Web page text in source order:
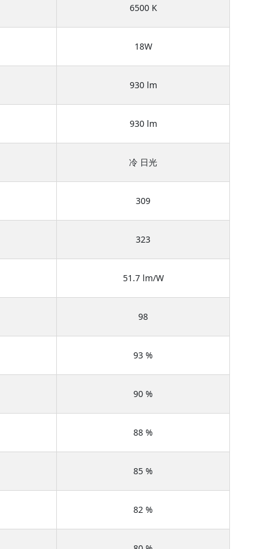
6500 K
18W
930 lm
930 lm
冷 日光
309
323
51.7 lm/W
98
93 %
90 %
88 %
85 %
82 %